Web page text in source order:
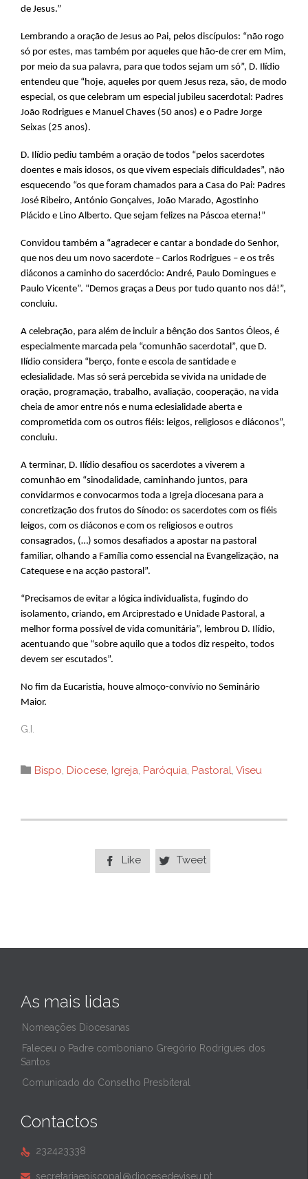
de Jesus.”
Lembrando a oração de Jesus ao Pai, pelos discípulos: “não rogo
só por estes, mas também por aqueles que hão-de crer em Mim,
por meio da sua palavra, para que todos sejam um só”, D. Ilídio
entendeu que “hoje, aqueles por quem Jesus reza, são, de modo
especial, os que celebram um especial jubileu sacerdotal: Padres
João Rodrigues e Manuel Chaves (50 anos) e o Padre Jorge
Seixas (25 anos).
D. Ilídio pediu também a oração de todos “pelos sacerdotes
doentes e mais idosos, os que vivem especiais dificuldades”, não
esquecendo “os que foram chamados para a Casa do Pai: Padres
José Ribeiro, António Gonçalves, João Marado, Agostinho
Plácido e Lino Alberto. Que sejam felizes na Páscoa eterna!”
Convidou também a “agradecer e cantar a bondade do Senhor,
que nos deu um novo sacerdote – Carlos Rodrigues – e os três
diáconos a caminho do sacerdócio: André, Paulo Domingues e
Paulo Vicente”. “Demos graças a Deus por tudo quanto nos dá!”,
concluiu.
A celebração, para além de incluir a bênção dos Santos Óleos, é
especialmente marcada pela “comunhão sacerdotal”, que D.
Ilídio considera “berço, fonte e escola de santidade e
eclesialidade. Mas só será percebida se vivida na unidade de
oração, programação, trabalho, avaliação, cooperação, na vida
cheia de amor entre nós e numa eclesialidade aberta e
comprometida com os outros fiéis: leigos, religiosos e diáconos”,
concluiu.
A terminar, D. Ilídio desafiou os sacerdotes a viverem a
comunhão em “sinodalidade, caminhando juntos, para
convidarmos e convocarmos toda a Igreja diocesana para a
concretização dos frutos do Sínodo: os sacerdotes com os fiéis
leigos, com os diáconos e com os religiosos e outros
consagrados, (…) somos desafiados a apostar na pastoral
familiar, olhando a Família como essencial na Evangelização, na
Catequese e na acção pastoral”.
“Precisamos de evitar a lógica individualista, fugindo do
isolamento, criando, em Arciprestado e Unidade Pastoral, a
melhor forma possível de vida comunitária”, lembrou D. Ilídio,
acentuando que “sobre aquilo que a todos diz respeito, todos
devem ser escutados”.
No fim da Eucaristia, houve almoço-convívio no Seminário
Maior.
G.I.
 Category
Bispo, Diocese, Igreja, Paróquia, Pastoral, Viseu
 Like  Tweet
As mais lidas
Nomeações Diocesanas
Faleceu o Padre comboniano Gregório Rodrigues dos
Santos
Comunicado do Conselho Presbiteral
Contactos
 232423338
secretariaepiscopal@diocesedeviseu.pt